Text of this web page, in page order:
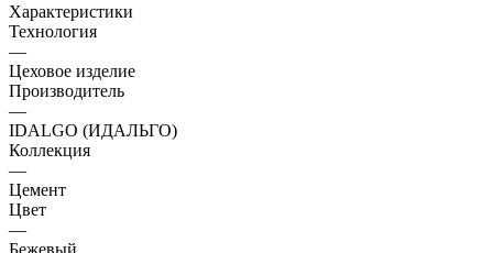
Характеристики
Технология
—
Цеховое изделие
Производитель
—
IDALGO (ИДАЛЬГО)
Коллекция
—
Цемент
Цвет
—
Бежевый